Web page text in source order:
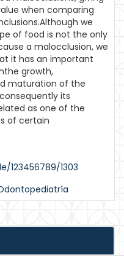
when comparing
we
of food is not the only
a malocclusion, we
it has an important
growth,
maturation of the
its
as one of the
of certain
123456789/1303